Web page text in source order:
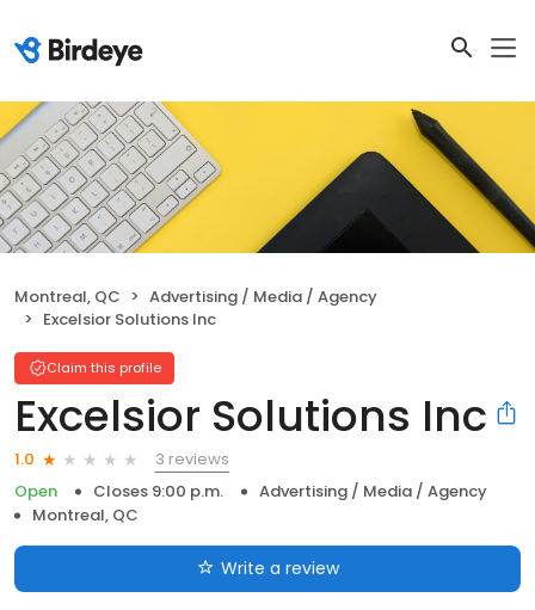
Montreal, QC
Advertising / Media / Agency
Excelsior Solutions Inc
Claim this profile
Excelsior Solutions Inc
1.0
3 reviews
Open
Closes 9:00 p.m.
Advertising / Media / Agency
Montreal, QC
Write a review